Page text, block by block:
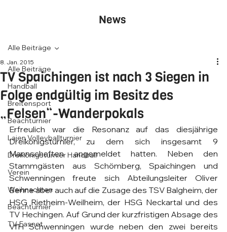
News
Alle Beiträge
Handball
Breitensport
Beachturnier
Laien Volleyballturnier
Dreikönigsturnier Handball
Verein
Weihnachten
Beachturnier
TV-Fasnet
Alle Beiträge
TV Spaichingen ist nach 3 Siegen in
Folge endgültig im Besitz des
„Felsen“-Wanderpokals
8. Jan. 2015
Erfreulich war die Resonanz auf das diesjährige
Dreikönigsturnier, zu dem sich insgesamt 9
Mannschaften angemeldet hatten. Neben den
Stammgästen aus Schömberg, Spaichingen und
Schwenningen freute sich Abteilungsleiter Oliver
Benne aber auch auf die Zusage des TSV Balgheim, der
HSG Rietheim-Weilheim, der HSG Neckartal und des
TV Hechingen. Auf Grund der kurzfristigen Absage des
VfH Schwenningen wurde neben den zwei bereits